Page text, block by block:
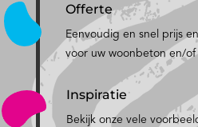
Offerte
Eenvoudig en snel prijs
voor uw woonbeton en/
Inspiratie
Bekijk onze vele